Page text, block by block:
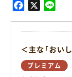
b
o
X
＜主な「おい
プレミアム